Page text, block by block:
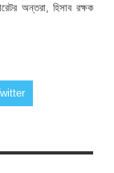
অন্তরা, হিসাব রক্ষক